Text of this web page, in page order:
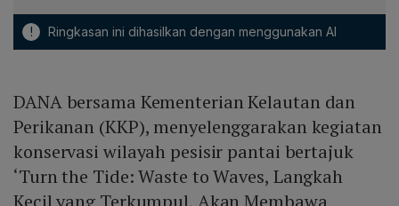
! Ringkasan ini dihasilkan dengan menggunakan AI
DANA bersama Kementerian Kelautan dan
Perikanan (KKP), menyelenggarakan kegiatan
konservasi wilayah pesisir pantai bertajuk
‘Turn the Tide: Waste to Waves, Langkah